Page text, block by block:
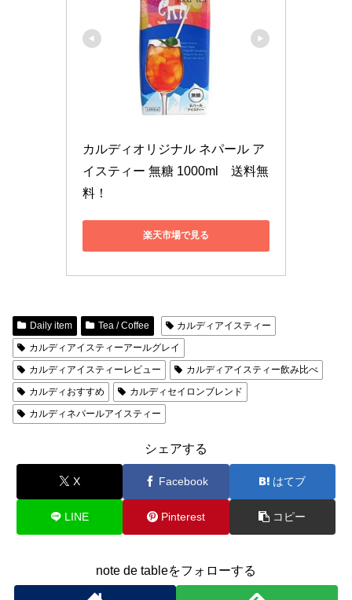
カルディオリジナル ネパール ア
イスティー 無糖 1000ml　送料無
料！
楽天市場で見る
Daily item Tea / Coffee
カルディアイスティー
カルディアイスティーアールグレイ
カルディアイスティーレビュー
カルディアイスティー飲み比べ
カルディおすすめ
カルディセイロンブレンド
カルディネパールアイスティー
シェアする
X Facebook はてブ
LINE Pinterest コピー
note de tableをフォローする